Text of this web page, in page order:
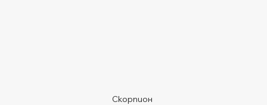
Скорпион